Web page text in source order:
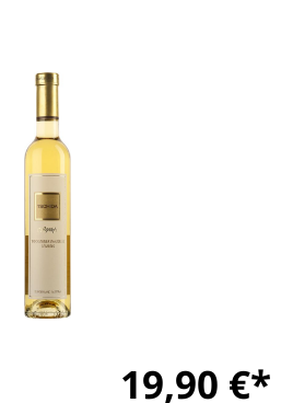
19,90 €*